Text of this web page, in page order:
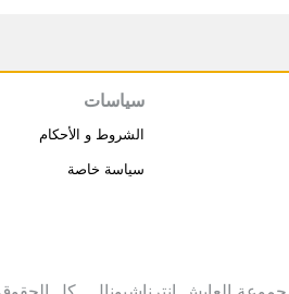
سياسات
الشروط و الأحكام
سياسة خاصة